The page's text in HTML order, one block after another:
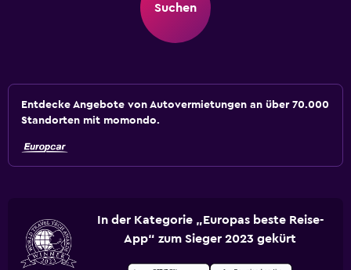
Suchen
Entdecke Angebote von Autovermietungen an über 70.000
Standorten mit momondo.
In der Kategorie „Europas beste Reise-
App“ zum Sieger 2023 gekürt